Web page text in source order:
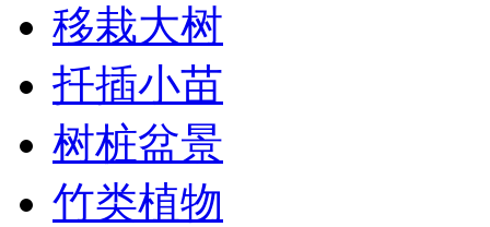
移栽大树
扦插小苗
树桩盆景
竹类植物